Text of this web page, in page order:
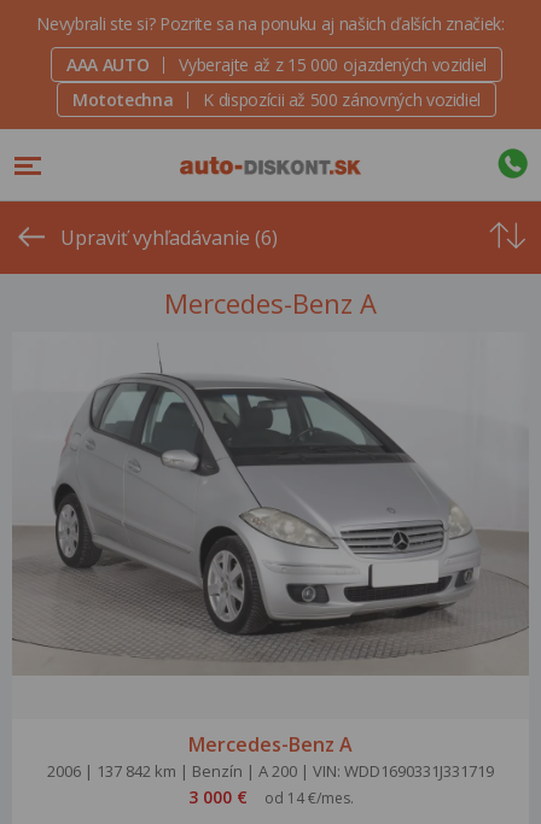
Nevybrali ste si? Pozrite sa na ponuku aj našich ďalších značiek:
AAA AUTO
Vyberajte až z 15 000 ojazdených vozidiel
Mototechna
K dispozícii až 500 zánovných vozidiel
Upraviť vyhľadávanie (6)
ceny
Mercedes-Benz A
Mercedes-Benz A
2006 | 137 842 km | Benzín | A 200 | VIN: WDD1690331J331719
3 000 € od 14 €/mes.